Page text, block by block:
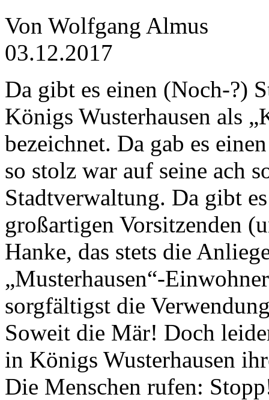
Von Wolfgang Almus
03.12.2017
Da gibt es einen (Noch-?)
Königs Wusterhausen als
bezeichnet. Da gab es
so stolz war auf seine ach
Stadtverwaltung. Da gibt
großartigen Vorsitzenden
Hanke, das stets die
„Musterhausen“-
sorgfältigst die
Soweit die Mär! Doch
in Königs Wusterhausen
Die Menschen rufen: